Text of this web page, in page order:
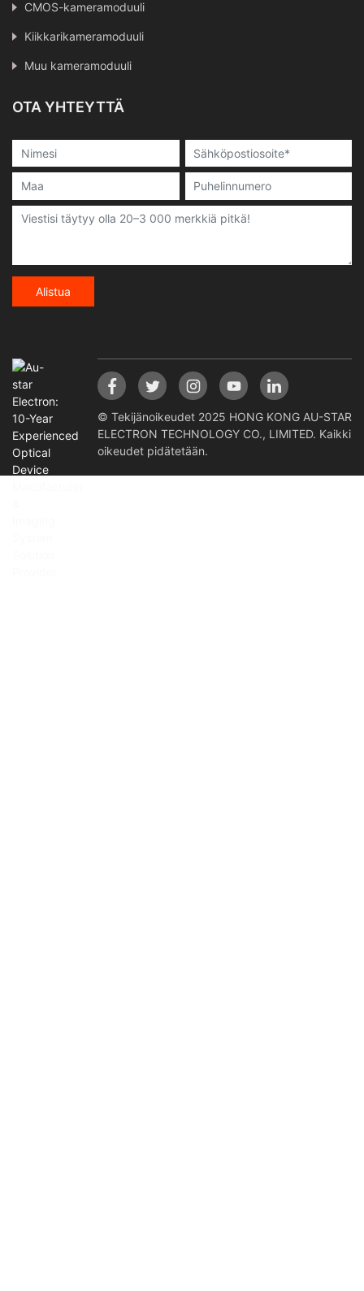
CMOS-kameramoduuli
Kiikkarikameramoduuli
Muu kameramoduuli
OTA YHTEYTTÄ
Alistua
© Tekijänoikeudet 2025 HONG KONG AU-STAR
ELECTRON TECHNOLOGY CO., LIMITED. Kaikki
oikeudet pidätetään.